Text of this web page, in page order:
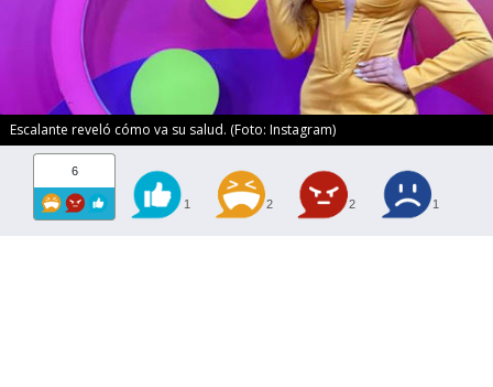
Escalante reveló cómo va su salud. (Foto: Instagram)
6
1 2 2 1